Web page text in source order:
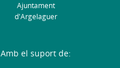
Ajuntament
d'Argelaguer
Amb el suport de: